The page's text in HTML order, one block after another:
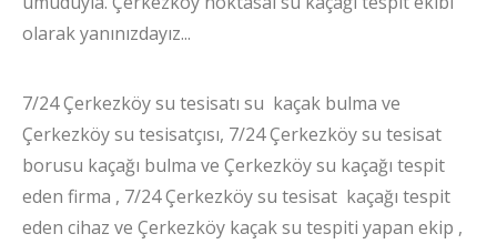
olarak yanınızdayız...
7/24 Çerkezköy su tesisatı su kaçak bulma ve
Çerkezköy su tesisatçısı, 7/24 Çerkezköy su tesisat
borusu kaçağı bulma ve Çerkezköy su kaçağı tespit
eden firma , 7/24 Çerkezköy su tesisat kaçağı tespit
eden cihaz ve Çerkezköy kaçak su tespiti yapan ekip ,